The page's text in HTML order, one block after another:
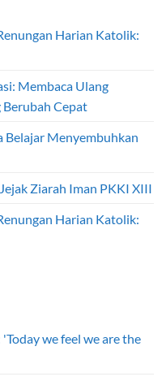
Harian Katolik:
Membaca Ulang
Berubah Cepat
Belajar Menyembuhkan
Ziarah Iman PKKI XIII
Harian Katolik:
we feel we are the